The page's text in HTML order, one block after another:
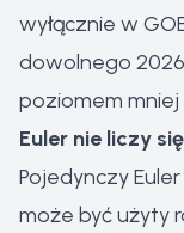
wyłącznie w
dowolnego
poziomem mniej
Euler nie liczy
Pojedynczy Euler
może być użyty